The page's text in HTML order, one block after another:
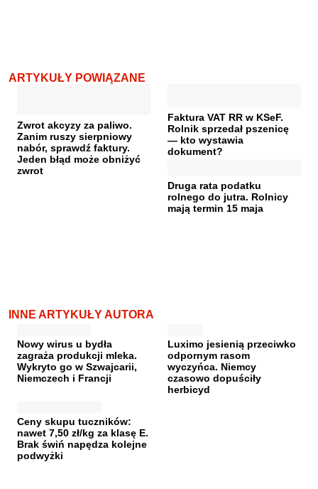
ARTYKUŁY POWIĄZANE
Zwrot akcyzy za paliwo.
Zanim ruszy sierpniowy
nabór, sprawdź faktury.
Jeden błąd może obniżyć
zwrot
Faktura VAT RR w KSeF.
Rolnik sprzedał pszenicę
— kto wystawia
dokument?
Druga rata podatku
rolnego do jutra. Rolnicy
mają termin 15 maja
INNE ARTYKUŁY AUTORA
Nowy wirus u bydła
zagraża produkcji mleka.
Wykryto go w Szwajcarii,
Niemczech i Francji
Luximo jesienią przeciwko
odpornym rasom
wyczyńca. Niemcy
czasowo dopuściły
herbicyd
Ceny skupu tuczników:
nawet 7,50 zł/kg za klasę E.
Brak świń napędza kolejne
podwyżki